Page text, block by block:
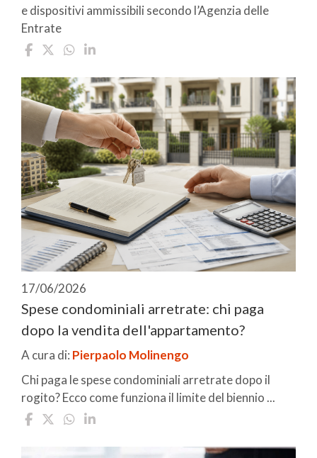
e dispositivi ammissibili secondo l’Agenzia delle
Entrate
17/06/2026
Spese condominiali arretrate: chi paga
dopo la vendita dell'appartamento?
A cura di: Pierpaolo Molinengo
Chi paga le spese condominiali arretrate dopo il
rogito? Ecco come funziona il limite del biennio ...